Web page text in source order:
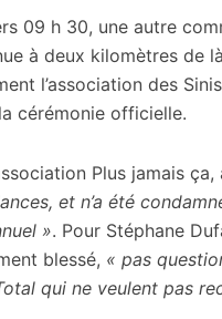
09 h 30, une autre
à deux kilomètres
l’association des
cérémonie officielle.
Plus jamais ça,
et n’a été
». Pour Stéphane
blessé, « pas
qui ne veulent pas